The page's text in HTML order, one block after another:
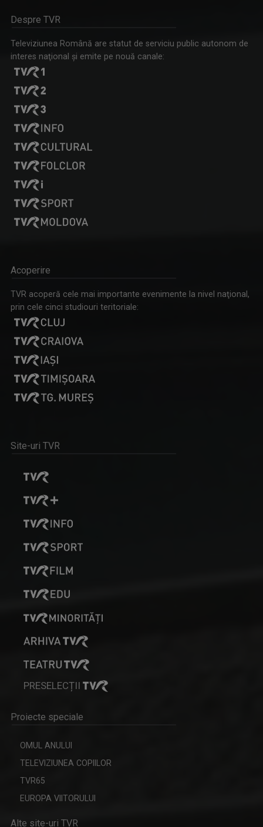
LECȚIA DE ISTORIE
Emisiunea „Lecția de istorie” își propune să ...
TVR Cultural prezintă „Omul și timpul”, o ...
FILMUL DE ARTĂ
Luni, de la ora 22.00, sărbătorim cea de-a ...
Despre TVR
Televiziunea Română are statut de serviciu public autonom de
interes naţional şi emite pe nouă canale:
Acoperire
TVR acoperă cele mai importante evenimente la nivel naţional,
prin cele cinci studiouri teritoriale:
Site-uri TVR
PRESELECȚII
Proiecte speciale
OMUL ANULUI
TELEVIZIUNEA COPIILOR
TVR65
EUROPA VIITORULUI
Alte site-uri TVR